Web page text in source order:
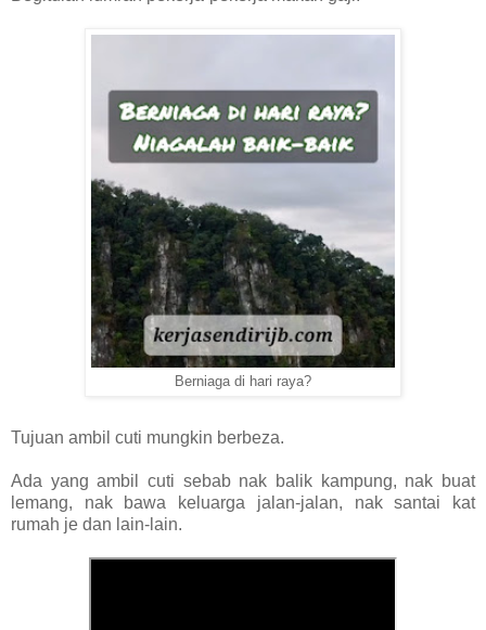
Berniaga di hari raya?
Tujuan ambil cuti mungkin berbeza.
Ada yang ambil cuti sebab nak balik kampung, nak buat
lemang, nak bawa keluarga jalan-jalan, nak santai kat
rumah je dan lain-lain.